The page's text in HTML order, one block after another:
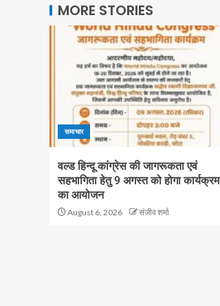
MORE STORIES
समाचार
वल्ड हिन्दू कांग्रेस की जागरूकता एवं
सहभागिता हेतु 9 अगस्त को होगा कार्यक्रम
का आयोजन
August 6, 2026 संजीव शर्मा